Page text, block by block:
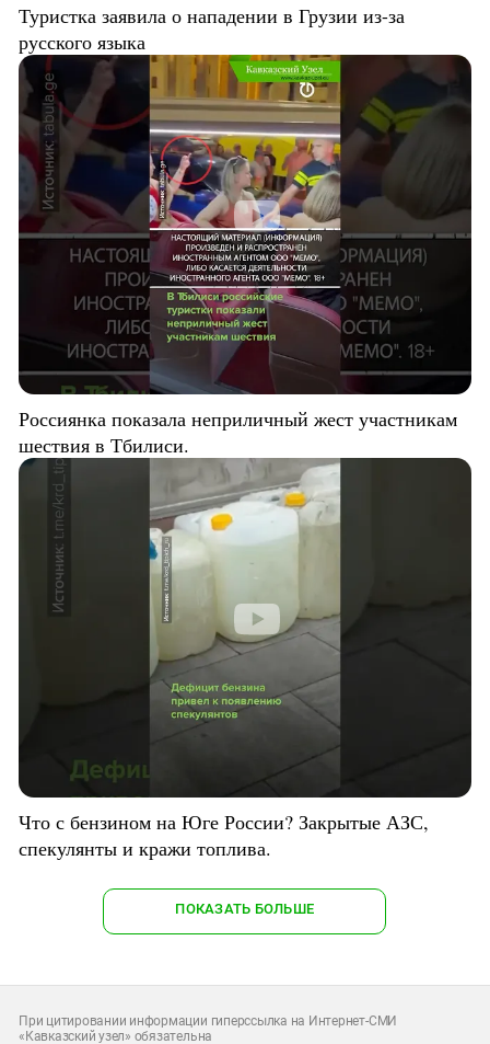
Туристка заявила о нападении в Грузии из-за
русского языка
Россиянка показала неприличный жест участникам
шествия в Тбилиси.
Что с бензином на Юге России? Закрытые АЗС,
спекулянты и кражи топлива.
ПОКАЗАТЬ БОЛЬШЕ
При цитировании информации гиперссылка на Интернет-СМИ
«Кавказский узел» обязательна